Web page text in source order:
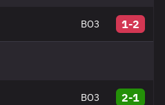
BO3 1-2
BO3 2-1